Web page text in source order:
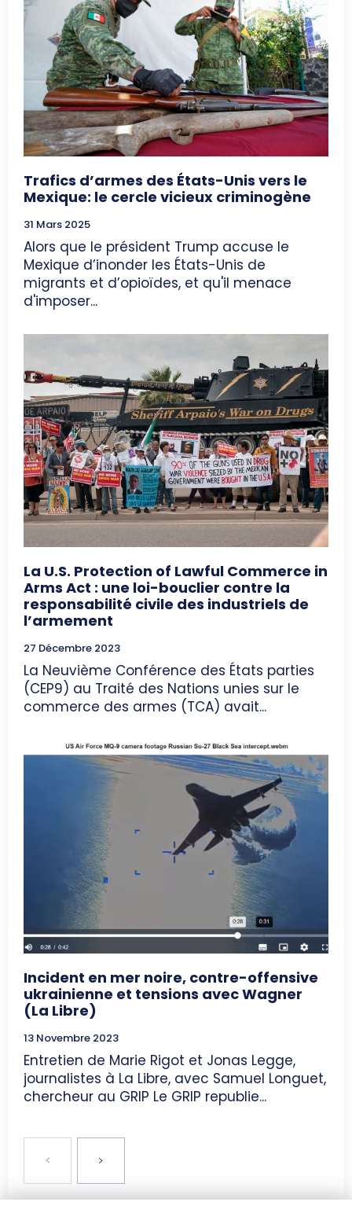
Trafics d’armes des États-Unis vers le
Mexique: le cercle vicieux criminogène
31 Mars 2025
Alors que le président Trump accuse le
Mexique d’inonder les États-Unis de
migrants et d’opioïdes, et qu'il menace
d'imposer...
La U.S. Protection of Lawful Commerce in
Arms Act : une loi-bouclier contre la
responsabilité civile des industriels de
l’armement
27 Décembre 2023
La Neuvième Conférence des États parties
(CEP9) au Traité des Nations unies sur le
commerce des armes (TCA) avait...
Incident en mer noire, contre-offensive
ukrainienne et tensions avec Wagner
(La Libre)
13 Novembre 2023
Entretien de Marie Rigot et Jonas Legge,
journalistes à La Libre, avec Samuel Longuet,
chercheur au GRIP Le GRIP republie...